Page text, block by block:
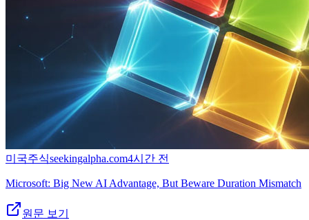
미국주식seekingalpha.com4시간 전
Microsoft: Big New AI Advantage, But Beware Duration Mismatch
원문 보기